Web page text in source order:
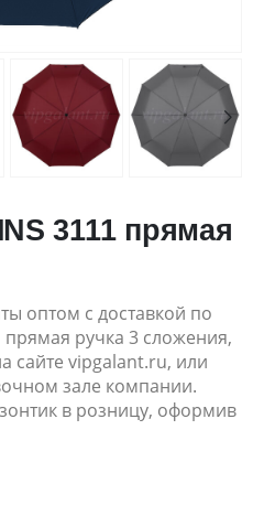
3111 прямая
оптом с доставкой по
прямая ручка 3 сложения,
сайте vipgalant.ru, или
зале компании.
в розницу, оформив